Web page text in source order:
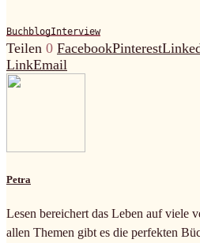
BuchblogInterview
Teilen 0 FacebookPinterest
LinkEmail
Petra
Lesen bereichert das Leben auf viele
allen Themen gibt es die perfekten